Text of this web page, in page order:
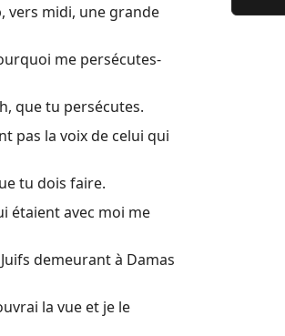
vers midi, une grande
me persécutes-
que tu persécutes.
pas la voix de celui qui
tu dois faire.
étaient avec moi me
demeurant à Damas
la vue et je le